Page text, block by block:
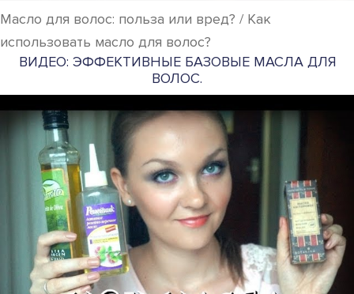
Масло для волос: польза или вред? / Как
использовать масло для волос?
ВИДЕО: ЭФФЕКТИВНЫЕ БАЗОВЫЕ МАСЛА ДЛЯ
ВОЛОС.